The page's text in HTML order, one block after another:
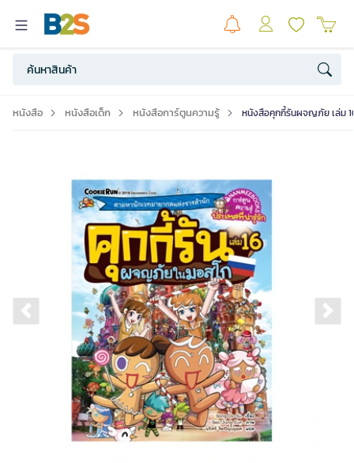
หนังสือ หนังสือเด็ก หนังสือการ์ตูนความรู้ หนังสือคุกกี้รันผจญภัย เล่ม
Previous slide